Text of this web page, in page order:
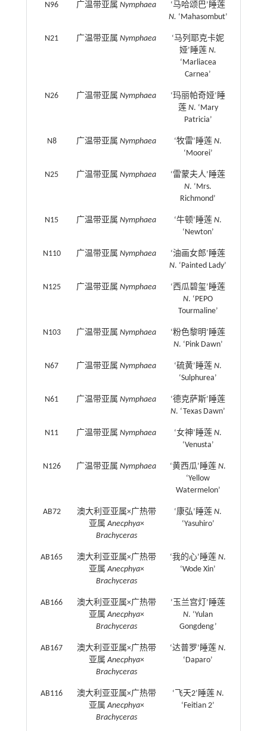
N96 广温带亚属Nymphaea
‘马哈颂巴’睡莲
N. ‘Mahasombut’
N21 广温带亚属Nymphaea
‘马列耶克卡妮
娅’睡莲N.
‘Marliacea
Carnea’
N26 广温带亚属Nymphaea
‘玛丽帕奇娅’睡
莲 N. ‘Mary
Patricia’
N8 广温带亚属Nymphaea ‘牧雷’睡莲N.
‘Moorei’
N25 广温带亚属Nymphaea
‘雷蒙夫人’睡莲
N. ‘Mrs.
Richmond’
N15 广温带亚属Nymphaea ‘牛顿’睡莲N.
‘Newton’
N110 广温带亚属Nymphaea
‘油画女郎’睡莲
N. ‘Painted Lady’
N125 广温带亚属Nymphaea
‘西瓜碧玺’睡莲
N. ‘PEPO
Tourmaline’
N103 广温带亚属Nymphaea
‘粉色黎明’睡莲
N. ‘Pink Dawn’
N67 广温带亚属Nymphaea ‘硫黄’睡莲N.
‘Sulphurea’
N61 广温带亚属Nymphaea
‘德克萨斯’睡莲
N. ‘Texas Dawn’
N11 广温带亚属Nymphaea ‘女神’睡莲N.
‘Venusta’
N126 广温带亚属Nymphaea ‘黄西瓜’睡莲N.
‘Yellow
Watermelon’
AB72
澳大利亚亚属×广热带
亚属Anecphya×
Brachyceras
‘康弘’睡莲N.
‘Yasuhiro’
AB165
澳大利亚亚属×广热带
亚属Anecphya×
Brachyceras
‘我的心’睡莲N.
‘Wode Xin’
AB166
澳大利亚亚属×广热带
亚属Anecphya×
Brachyceras
‘玉兰宫灯’睡莲
N. ‘Yulan
Gongdeng’
AB167
澳大利亚亚属×广热带
亚属Anecphya×
Brachyceras
‘达普罗’睡莲N.
‘Daparo’
AB116
澳大利亚亚属×广热带
亚属Anecphya×
Brachyceras
‘飞天2’睡莲 N.
‘Feitian 2’